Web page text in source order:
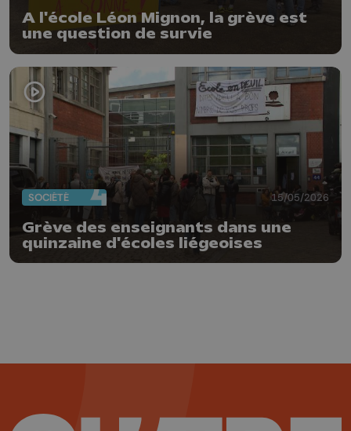
A l'école Léon Mignon, la grève est
une question de survie
SOCIÉTÉ 15/05/2026
Grève des enseignants dans une
quinzaine d'écoles liégeoises